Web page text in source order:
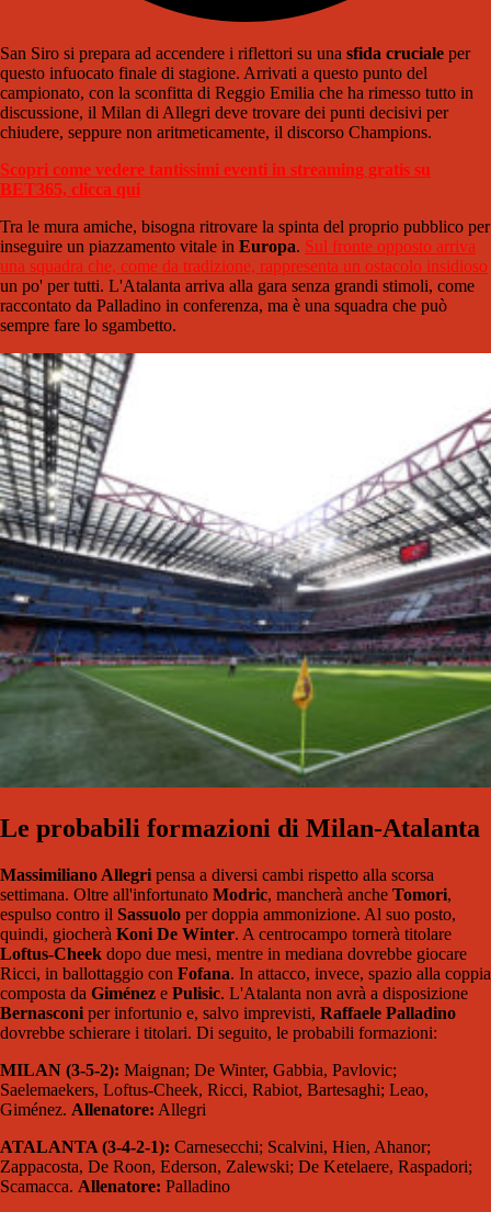
San Siro si prepara ad accendere i riflettori su una sfida cruciale per
questo infuocato finale di stagione. Arrivati a questo punto del
campionato, con la sconfitta di Reggio Emilia che ha rimesso tutto in
discussione, il Milan di Allegri deve trovare dei punti decisivi per
chiudere, seppure non aritmeticamente, il discorso Champions.
Scopri come vedere tantissimi eventi in streaming gratis su
BET365, clicca qui
Tra le mura amiche, bisogna ritrovare la spinta del proprio pubblico per
inseguire un piazzamento vitale in Europa. Sul fronte opposto arriva
una squadra che, come da tradizione, rappresenta un ostacolo insidioso
un po' per tutti. L'Atalanta arriva alla gara senza grandi stimoli, come
raccontato da Palladino in conferenza, ma è una squadra che può
sempre fare lo sgambetto.
Le probabili formazioni di Milan-Atalanta
Massimiliano Allegri pensa a diversi cambi rispetto alla scorsa
settimana. Oltre all'infortunato Modric, mancherà anche Tomori,
espulso contro il Sassuolo per doppia ammonizione. Al suo posto,
quindi, giocherà Koni De Winter. A centrocampo tornerà titolare
Loftus-Cheek dopo due mesi, mentre in mediana dovrebbe giocare
Ricci, in ballottaggio con Fofana. In attacco, invece, spazio alla coppia
composta da Giménez e Pulisic. L'Atalanta non avrà a disposizione
Bernasconi per infortunio e, salvo imprevisti, Raffaele Palladino
dovrebbe schierare i titolari. Di seguito, le probabili formazioni:
MILAN (3-5-2): Maignan; De Winter, Gabbia, Pavlovic;
Saelemaekers, Loftus-Cheek, Ricci, Rabiot, Bartesaghi; Leao,
Giménez. Allenatore: Allegri
ATALANTA (3-4-2-1): Carnesecchi; Scalvini, Hien, Ahanor;
Zappacosta, De Roon, Ederson, Zalewski; De Ketelaere, Raspadori;
Scamacca. Allenatore: Palladino